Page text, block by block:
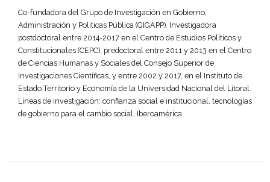
Co-fundadora del Grupo de Investigación en Gobierno,
Administración y Políticas Pública (GIGAPP). Investigadora
postdoctoral entre 2014-2017 en el Centro de Estudios Políticos y
Constitucionales (CEPC), predoctoral entre 2011 y 2013 en el Centro
de Ciencias Humanas y Sociales del Consejo Superior de
Investigaciones Científicas, y entre 2002 y 2017, en el Instituto de
Estado Territorio y Economía de la Universidad Nacional del Litoral.
Líneas de investigación: confianza social e institucional, tecnologías
de gobierno para el cambio social, Iberoamérica.